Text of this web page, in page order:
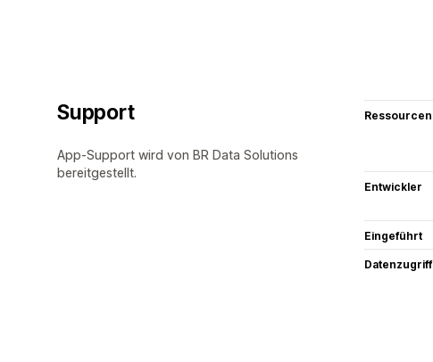
Support
App-Support wird von BR Data Solutions
bereitgestellt.
Ressourcen
Entwickler
Eingeführt
Datenzugriff